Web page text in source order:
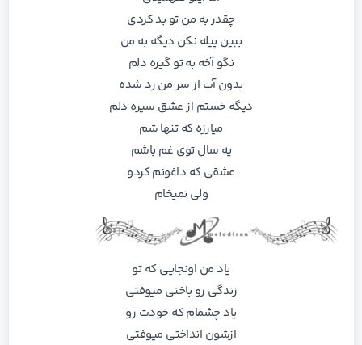
چقدر به من تو بد کردی
ببین پیله نکن دیگه به من
نگو آخه به تو گیره دلم
بدون آب از سر من رد شده
دیگه خستم از عشق سیره دلم
میارزه که تنها شم
یه سال توی غم باشم
عشقی که داغونم کردو
ولی نمیخام
یاد من اونجایی که تو
زندگی رو باختی میوفتی
یاد چشمام که خودت رو
ازشون انداختی میوفتی